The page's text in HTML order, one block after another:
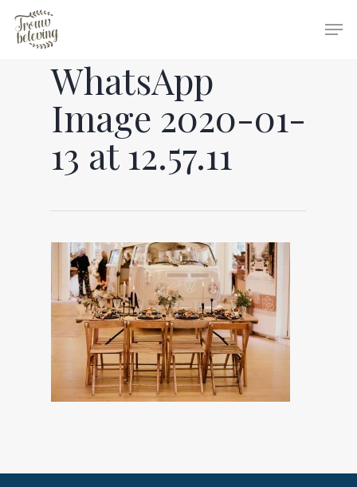
Hit enter to search or ESC to close
WhatsApp
Image 2020-01-
13 at 12.57.11